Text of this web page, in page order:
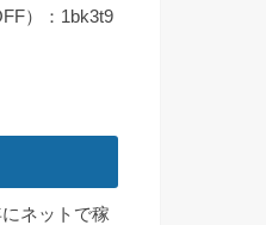
）：1bk3t9
ネットで稼